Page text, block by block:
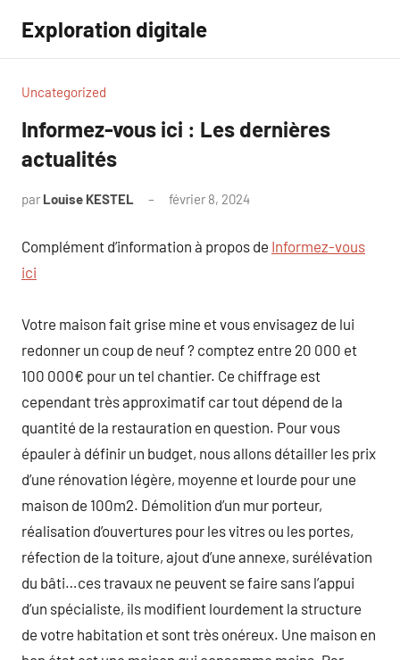
contenu
Exploration digitale
Uncategorized
Informez-vous ici : Les dernières
actualités
par Louise KESTEL février 8, 2024
Complément d’information à propos de Informez-vous
ici
Votre maison fait grise mine et vous envisagez de lui
redonner un coup de neuf ? comptez entre 20 000 et
100 000€ pour un tel chantier. Ce chiffrage est
cependant très approximatif car tout dépend de la
quantité de la restauration en question. Pour vous
épauler à définir un budget, nous allons détailler les prix
d’une rénovation légère, moyenne et lourde pour une
maison de 100m2. Démolition d’un mur porteur,
réalisation d’ouvertures pour les vitres ou les portes,
réfection de la toiture, ajout d’une annexe, surélévation
du bâti…ces travaux ne peuvent se faire sans l’appui
d’un spécialiste, ils modifient lourdement la structure
de votre habitation et sont très onéreux. Une maison en